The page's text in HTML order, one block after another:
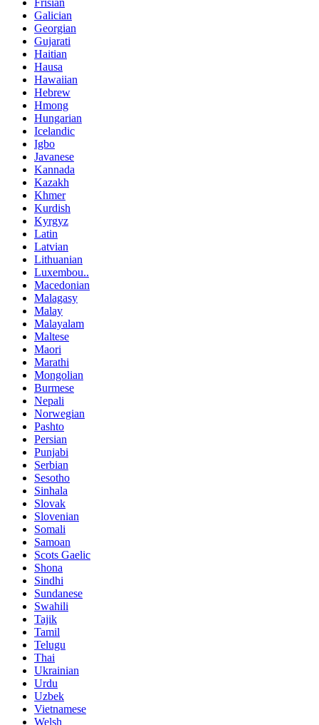
Frisian
Galician
Georgian
Gujarati
Haitian
Hausa
Hawaiian
Hebrew
Hmong
Hungarian
Icelandic
Igbo
Javanese
Kannada
Kazakh
Khmer
Kurdish
Kyrgyz
Latin
Latvian
Lithuanian
Luxembou..
Macedonian
Malagasy
Malay
Malayalam
Maltese
Maori
Marathi
Mongolian
Burmese
Nepali
Norwegian
Pashto
Persian
Punjabi
Serbian
Sesotho
Sinhala
Slovak
Slovenian
Somali
Samoan
Scots Gaelic
Shona
Sindhi
Sundanese
Swahili
Tajik
Tamil
Telugu
Thai
Ukrainian
Urdu
Uzbek
Vietnamese
Welsh